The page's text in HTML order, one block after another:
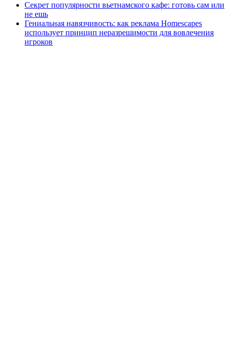
Секрет популярности вьетнамского кафе: готовь сам или
не ешь
Гениальная навязчивость: как реклама Homescapes
использует принцип неразрешимости для вовлечения
игроков